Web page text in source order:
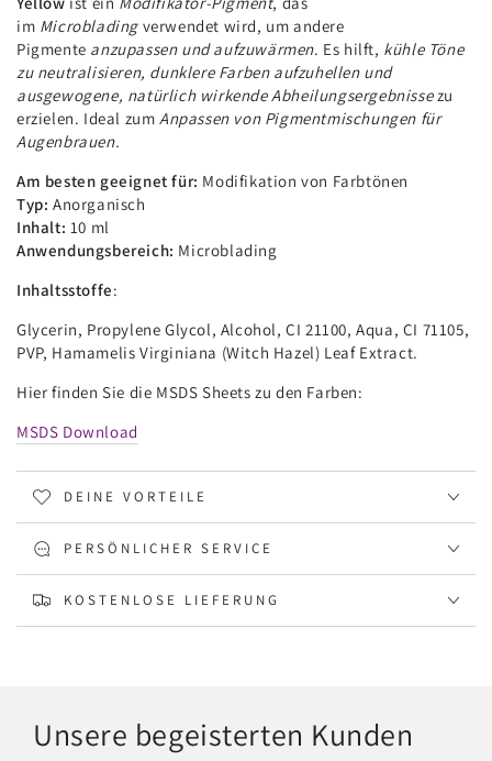
im Microblading verwendet wird, um andere
Pigmente anzupassen und aufzuwärmen. Es hilft, kühle Töne
zu neutralisieren, dunklere Farben aufzuhellen und
ausgewogene, natürlich wirkende Abheilungsergebnisse zu
erzielen. Ideal zum Anpassen von Pigmentmischungen für
Augenbrauen.
Am besten geeignet für: Modifikation von Farbtönen
Typ: Anorganisch
Inhalt: 10 ml
Anwendungsbereich: Microblading
Inhaltsstoffe:
Glycerin, Propylene Glycol, Alcohol, CI 21100, Aqua, CI 71105,
PVP, Hamamelis Virginiana (Witch Hazel) Leaf Extract.
Hier finden Sie die MSDS Sheets zu den Farben:
MSDS Download
DEINE VORTEILE
PERSÖNLICHER SERVICE
KOSTENLOSE LIEFERUNG
Unsere begeisterten Kunden